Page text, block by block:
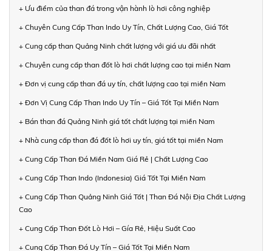
+ Ưu điểm của than đá trong vận hành lò hơi công nghiệp
+ Chuyên Cung Cấp Than Indo Uy Tín, Chất Lượng Cao, Giá Tốt
+ Cung cấp than Quảng Ninh chất lượng với giá ưu đãi nhất
+ Chuyên cung cấp than đốt lò hơi chất lượng cao tại miền Nam
+ Đơn vị cung cấp than đá uy tín, chất lượng cao tại miền Nam
+ Đơn Vị Cung Cấp Than Indo Uy Tín – Giá Tốt Tại Miền Nam
+ Bán than đá Quảng Ninh giá tốt chất lượng tại miền Nam
+ Nhà cung cấp than đá đốt lò hơi uy tín, giá tốt tại miền Nam
+ Cung Cấp Than Đá Miền Nam Giá Rẻ | Chất Lượng Cao
+ Cung Cấp Than Indo (Indonesia) Giá Tốt Tại Miền Nam
+ Cung Cấp Than Quảng Ninh Giá Tốt | Than Đá Nội Địa Chất Lượng
Cao
+ Cung Cấp Than Đốt Lò Hơi – Gía Rẻ, Hiệu Suất Cao
+ Cung Cấp Than Đá Uy Tín – Giá Tốt Tại Miền Nam